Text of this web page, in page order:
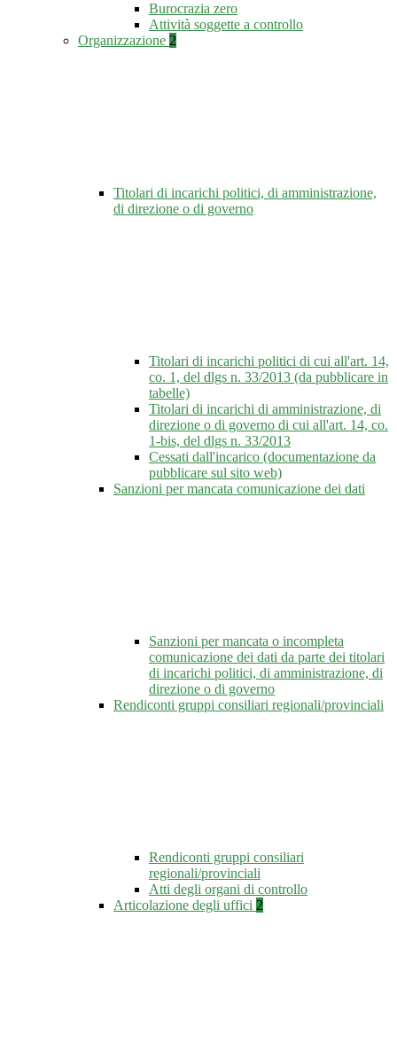
Burocrazia zero
Attività soggette a controllo
Organizzazione 2
Titolari di incarichi politici, di amministrazione,
di direzione o di governo
Titolari di incarichi politici di cui all'art. 14,
co. 1, del dlgs n. 33/2013 (da pubblicare in
tabelle)
Titolari di incarichi di amministrazione, di
direzione o di governo di cui all'art. 14, co.
1-bis, del dlgs n. 33/2013
Cessati dall'incarico (documentazione da
pubblicare sul sito web)
Sanzioni per mancata comunicazione dei dati
Sanzioni per mancata o incompleta
comunicazione dei dati da parte dei titolari
di incarichi politici, di amministrazione, di
direzione o di governo
Rendiconti gruppi consiliari regionali/provinciali
Rendiconti gruppi consiliari
regionali/provinciali
Atti degli organi di controllo
Articolazione degli uffici 2